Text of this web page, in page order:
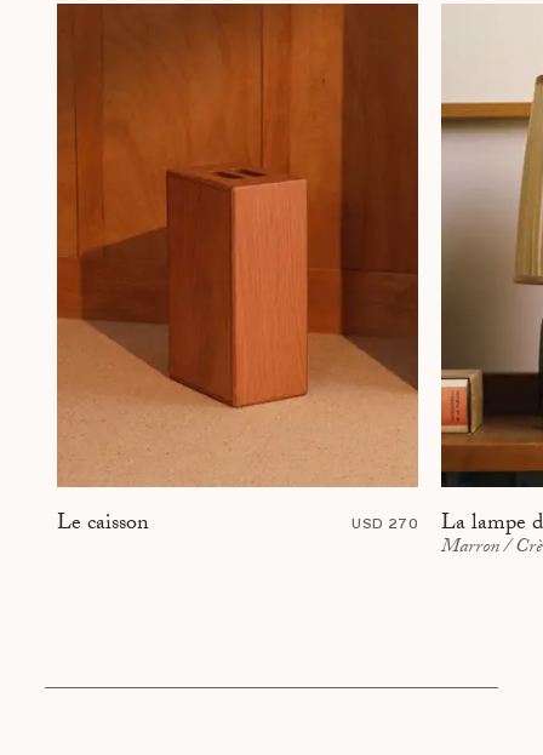
Le caisson USD 270 La lampe
Marron /